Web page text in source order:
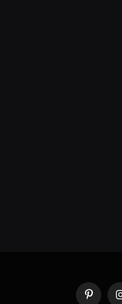
الانستغرامبينتيريست